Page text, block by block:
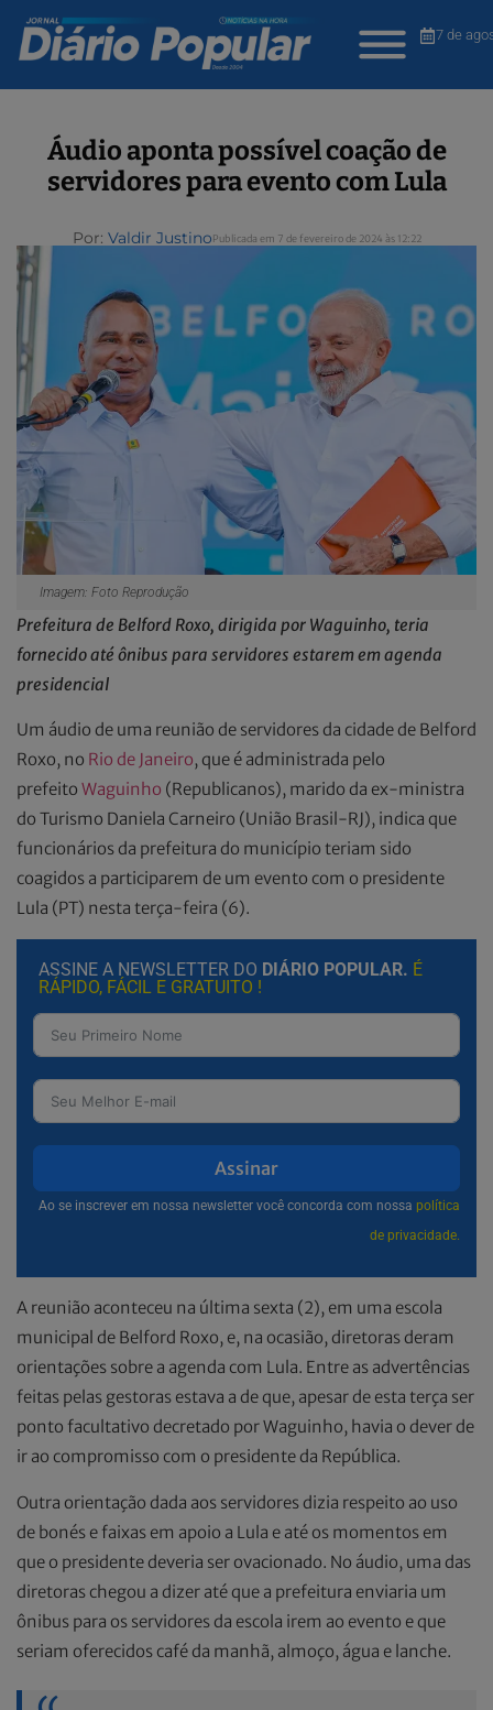
7 de
Áudio aponta possível coação de
servidores para evento com Lula
Por: Valdir JustinoPublicada em 7 de fevereiro de 2024 às 12:22
Imagem: Foto Reprodução
Prefeitura de Belford Roxo, dirigida por Waguinho, teria
fornecido até ônibus para servidores estarem em agenda
presidencial
Um áudio de uma reunião de servidores da cidade de Belford
Roxo, no Rio de Janeiro, que é administrada pelo
prefeito Waguinho (Republicanos), marido da ex-ministra
do Turismo Daniela Carneiro (União Brasil-RJ), indica que
funcionários da prefeitura do município teriam sido
coagidos a participarem de um evento com o presidente
Lula (PT) nesta terça-feira (6).
ASSINE A NEWSLETTER DO DIÁRIO POPULAR. É
RÁPIDO, FÁCIL E GRATUITO !
Assinar
Ao se inscrever em nossa newsletter você concorda com nossa política
de privacidade.
A reunião aconteceu na última sexta (2), em uma escola
municipal de Belford Roxo, e, na ocasião, diretoras deram
orientações sobre a agenda com Lula. Entre as advertências
feitas pelas gestoras estava a de que, apesar de esta terça ser
ponto facultativo decretado por Waguinho, havia o dever de
ir ao compromisso com o presidente da República.
Outra orientação dada aos servidores dizia respeito ao uso
de bonés e faixas em apoio a Lula e até os momentos em
que o presidente deveria ser ovacionado. No áudio, uma das
diretoras chegou a dizer até que a prefeitura enviaria um
ônibus para os servidores da escola irem ao evento e que
seriam oferecidos café da manhã, almoço, água e lanche.